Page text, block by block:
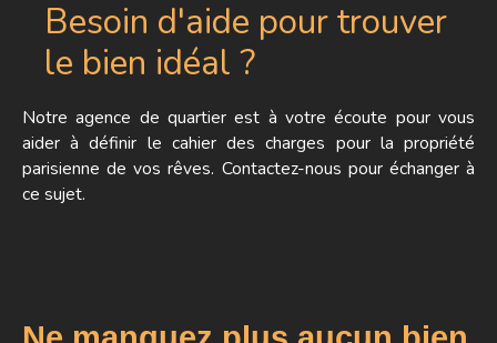
Besoin d'aide pour trouver
le bien idéal ?
Notre agence de quartier est à votre écoute pour vous
aider à définir le cahier des charges pour la propriété
parisienne de vos rêves. Contactez-nous pour échanger à
ce sujet.